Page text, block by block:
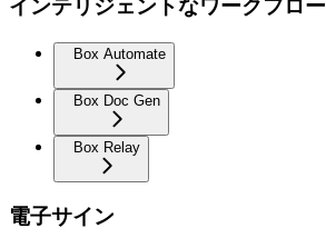
インテリジェントなワークフロー
Box Automate
Box Doc Gen
Box Relay
電子サイン